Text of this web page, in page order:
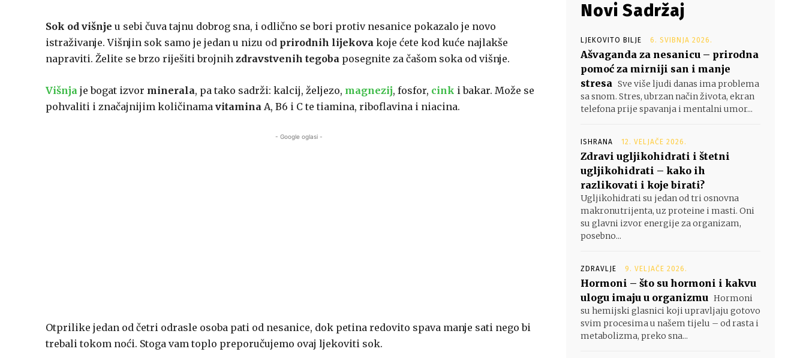
Sok od višnje u sebi čuva tajnu dobrog sna, i odlično se bori protiv nesanice pokazalo je novo
istraživanje. Višnjin sok samo je jedan u nizu od prirodnih lijekova koje ćete kod kuće najlakše
napraviti. Želite se brzo riješiti brojnih zdravstvenih tegoba posegnite za čašom soka od višnje.
Višnja je bogat izvor minerala, pa tako sadrži: kalcij, željezo, magnezij, fosfor, cink i bakar. Može se
pohvaliti i značajnijim količinama vitamina A, B6 i C te tiamina, riboflavina i niacina.
- Google oglasi -
Otprilike jedan od četri odrasle osoba pati od nesanice, dok petina redovito spava manje sati nego bi
trebali tokom noći. Stoga vam toplo preporučujemo ovaj ljekoviti sok.
Novi Sadržaj
LJEKOVITO BILJE 6. SVIBNJA 2026.
Ašvaganda za nesanicu – prirodna
pomoć za mirniji san i manje
stresa Sve više ljudi danas ima problema
sa snom. Stres, ubrzan način života, ekran
telefona prije spavanja i mentalni umor...
ISHRANA 12. VELJAČE 2026.
Zdravi ugljikohidrati i štetni
ugljikohidrati – kako ih
razlikovati i koje birati?
Ugljikohidrati su jedan od tri osnovna
makronutrijenta, uz proteine i masti. Oni
su glavni izvor energije za organizam,
posebno...
ZDRAVLJE 9. VELJAČE 2026.
Hormoni – što su hormoni i kakvu
ulogu imaju u organizmu Hormoni
su hemijski glasnici koji upravljaju gotovo
svim procesima u našem tijelu – od rasta i
metabolizma, preko sna...